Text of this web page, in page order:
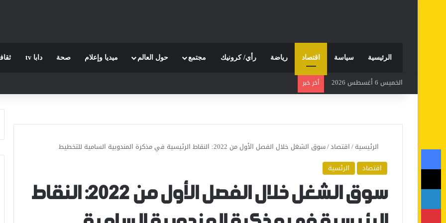
الرئيسية سياسة اقتصاد رياضة رأي/ كرونيك مجتمع حول العالم ميديا وإعلام صحة دابا tv
الخميس 6 أغسطس 2026 أخر خبر
الرئيسية/اقتصاد/سوق الشغل خلال الفصل الأول من 2022: النقاط الرئيسية في مذكرة المندوبية السامية للتخطيط
اقتصاد
الرئسية
سوق الشغل خلال الفصل الأول من 2022: النقاط